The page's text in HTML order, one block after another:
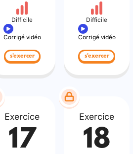
Difficile
Corrigé vidéo
s'exercer
Difficile
Corrigé vidéo
s'exercer
Exercice
17
Exercice
18